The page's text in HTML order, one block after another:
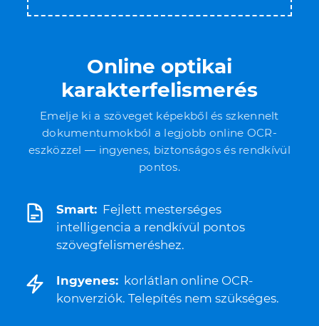
Online optikai
karakterfelismerés
Emelje ki a szöveget képekből és szkennelt
dokumentumokból a legjobb online OCR-
eszközzel — ingyenes, biztonságos és rendkívül
pontos.
Smart: Fejlett mesterséges
intelligencia a rendkívül pontos
szövegfelismeréshez.
Ingyenes: korlátlan online OCR-
konverziók. Telepítés nem szükséges.